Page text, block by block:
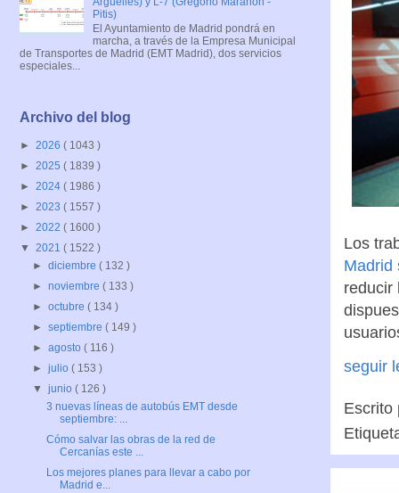
Los
Madrid
reducir
seguir
Pitis)
El Ayuntamiento de Madrid pondrá en
marcha, a través de la Empresa Municipal
de Transportes de Madrid (EMT Madrid), dos servicios
especiales...
Archivo del blog
► 2026 ( 1043 )
► 2025 ( 1839 )
► 2024 ( 1986 )
► 2023 ( 1557 )
► 2022 ( 1600 )
▼ 2021 ( 1522 )
►diciembre( 132 )
►noviembre( 133 )
►octubre( 134 )
►septiembre( 149 )
►agosto( 116 )
►julio( 153 )
▼junio( 126 )
3 nuevas líneas de autobús EMT desde
septiembre: ...
Cómo salvar las obras de la red de
Cercanías este ...
Los mejores planes para llevar a cabo por
Madrid e...